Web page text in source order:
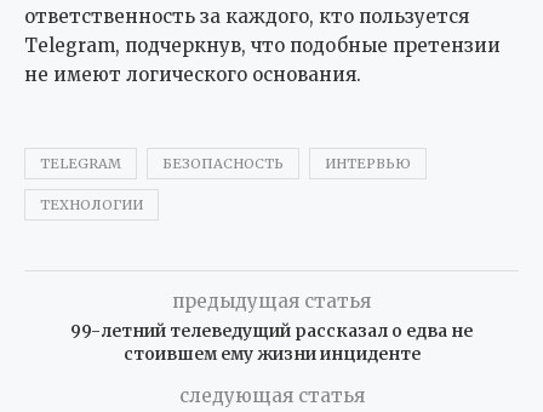
ответственность за каждого, кто пользуется
Telegram, подчеркнув, что подобные претензии
не имеют логического основания.
TELEGRAM БЕЗОПАСНОСТЬ ИНТЕРВЬЮ
ТЕХНОЛОГИИ
предыдущая статья
99-летний телеведущий рассказал о едва не
стоившем ему жизни инциденте
следующая статья